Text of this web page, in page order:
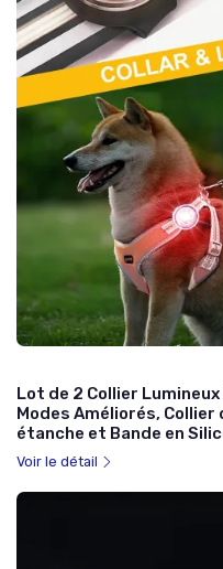
Lot de 2 Collier Lumineux
Modes Améliorés, Collier
étanche et Bande en
Voir le détail